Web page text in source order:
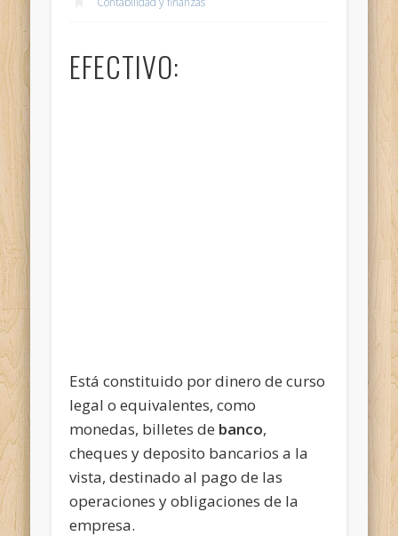
EFECTIVO:
Está constituido por dinero de curso
legal o equivalentes, como
monedas, billetes de banco,
cheques y deposito bancarios a la
vista, destinado al pago de las
operaciones y obligaciones de la
empresa.